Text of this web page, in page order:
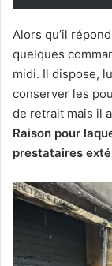
Alors qu’il
quelques
midi. Il dispose,
conserver les
de retrait mais il
Raison pour
prestataires